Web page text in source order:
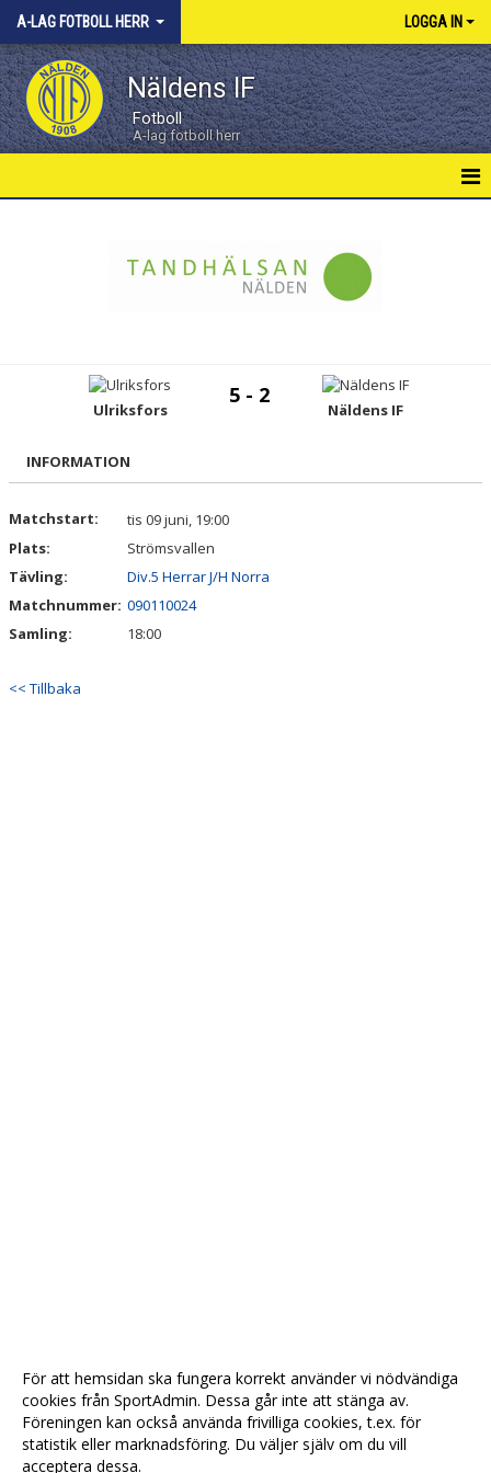
A-LAG FOTBOLL HERR LOGGA IN
Näldens IF
Fotboll
A-lag fotboll herr
Ulriksfors
5 - 2
Näldens IF
INFORMATION
Matchstart:
tis 09 juni, 19:00
Plats:
Strömsvallen
Tävling:
Div.5 Herrar J/H Norra
Matchnummer: 090110024
Samling:
18:00
<< Tillbaka
För att hemsidan ska fungera korrekt använder vi nödvändiga
cookies från SportAdmin. Dessa går inte att stänga av.
Föreningen kan också använda frivilliga cookies, t.ex. för
statistik eller marknadsföring. Du väljer själv om du vill
acceptera dessa.